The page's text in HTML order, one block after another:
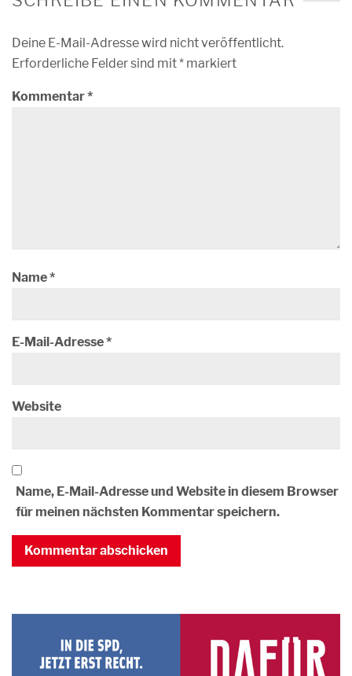
Deine E-Mail-Adresse wird nicht veröffentlicht.
Erforderliche Felder sind mit* markiert
Kommentar*
Name*
E-Mail-Adresse*
Website
Name, E-Mail-Adresse und Website in diesem Browser
für meinen nächsten Kommentar speichern.